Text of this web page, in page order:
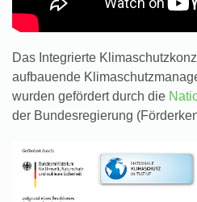
Das Integrierte
aufbauende
wurden gefördert durch die
der Bundesregierung